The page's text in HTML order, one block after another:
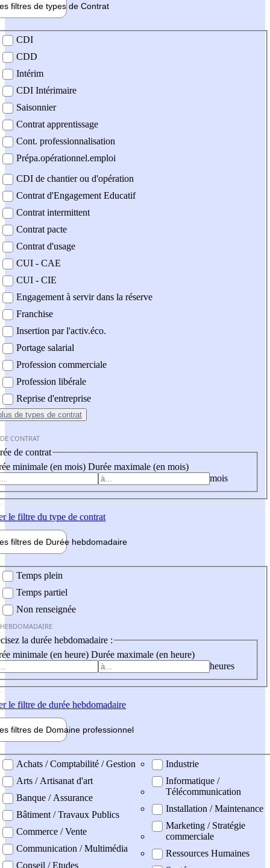
filtres de types de Contrat
contrat
CDI
CDD
Intérim
CDI Intérimaire
Saisonnier
Contrat apprentissage
Cont. professionnalisation
Prépa.opérationnel.emploi
CDI de chantier ou d'opération
Contrat d'Engagement Educatif
Contrat intermittent
Contrat pacte
Contrat d'usage
CUI - CAE
CUI - CIE
Engagement à servir dans la réserve
Franchise
Insertion par l'activ.éco.
Portage salarial
Profession commerciale
Profession libérale
Reprise d'entreprise
de types de contrat
CONTRAT
de contrat
minimale (en mois) Durée maximale (en mois)
mois
le filtre du type de contrat
filtres de Durée hebdomadaire
Temps plein
Temps partiel
Non renseignée
la durée hebdomadaire :
minimale (en heure) Durée maximale (en heure)
heures
le filtre de durée hebdomadaire
filtres de Domaine professionnel
professionel
Achats / Comptabilité / Gestion
Arts / Artisanat d'art
Banque / Assurance
Bâtiment / Travaux Publics
Commerce / Vente
Communication / Multimédia
Conseil / Etudes
Industrie
Informatique /
Télécommunication
Installation / Maintenance
Marketing / Stratégie
commerciale
Ressources Humaines